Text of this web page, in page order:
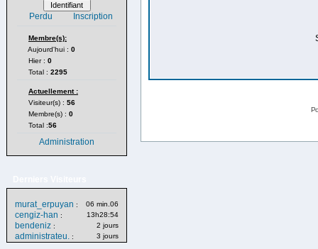
Perdu Inscription
Membre(s):
Aujourd'hui : 0
Hier : 0
Total : 2295
Actuellement :
Visiteur(s) : 56
Membre(s) : 0
Total :56
Administration
murat_erpuyan : 06 min.06
cengiz-han : 13h28:54
bendeniz : 2 jours
administrateu. : 3 jours